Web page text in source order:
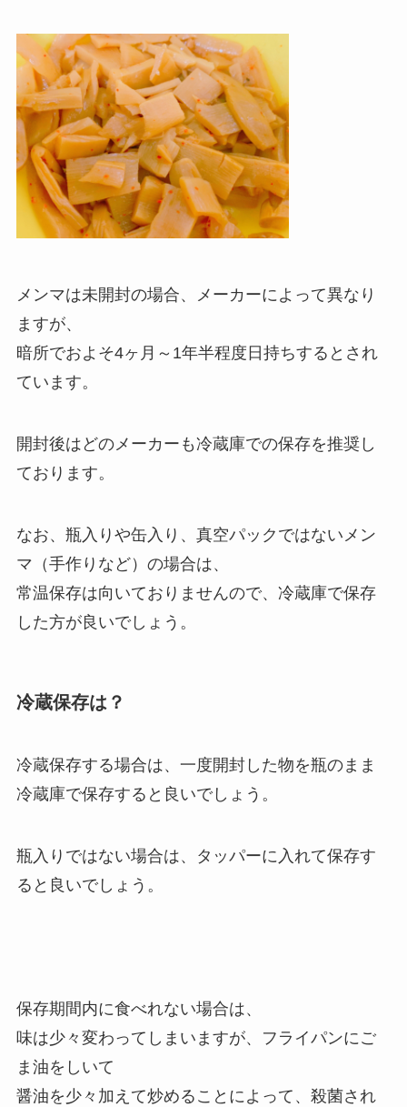
メンマは未開封の場合、メーカーによって異なり
ますが、
暗所でおよそ4ヶ月～1年半程度日持ちするとされ
ています。
開封後はどのメーカーも冷蔵庫での保存を推奨し
ております。
なお、瓶入りや缶入り、真空パックではないメン
マ（手作りなど）の場合は、
常温保存は向いておりませんので、冷蔵庫で保存
した方が良いでしょう。
冷蔵保存は？
冷蔵保存する場合は、一度開封した物を瓶のまま
冷蔵庫で保存すると良いでしょう。
瓶入りではない場合は、タッパーに入れて保存す
ると良いでしょう。
保存期間内に食べれない場合は、
味は少々変わってしまいますが、フライパンにご
ま油をしいて
醤油を少々加えて炒めることによって、殺菌され